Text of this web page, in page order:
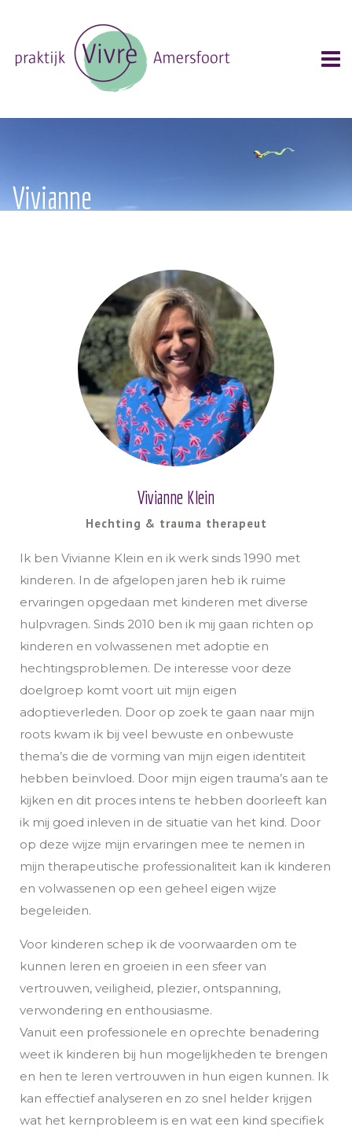
Vivianne
Vivianne Klein
Hechting & trauma therapeut
Ik ben Vivianne Klein en ik werk sinds 1990 met
kinderen. In de afgelopen jaren heb ik ruime
ervaringen opgedaan met kinderen met diverse
hulpvragen. Sinds 2010 ben ik mij gaan richten op
kinderen en volwassenen met adoptie en
hechtingsproblemen. De interesse voor deze
doelgroep komt voort uit mijn eigen
adoptieverleden. Door op zoek te gaan naar mijn
roots kwam ik bij veel bewuste en onbewuste
thema’s die de vorming van mijn eigen identiteit
hebben beïnvloed. Door mijn eigen trauma’s aan te
kijken en dit proces intens te hebben doorleeft kan
ik mij goed inleven in de situatie van het kind. Door
op deze wijze mijn ervaringen mee te nemen in
mijn therapeutische professionaliteit kan ik kinderen
en volwassenen op een geheel eigen wijze
begeleiden.
Voor kinderen schep ik de voorwaarden om te
kunnen leren en groeien in een sfeer van
vertrouwen, veiligheid, plezier, ontspanning,
verwondering en enthousiasme.
Vanuit een professionele en oprechte benadering
weet ik kinderen bij hun mogelijkheden te brengen
en hen te leren vertrouwen in hun eigen kunnen. Ik
kan effectief analyseren en zo snel helder krijgen
wat het kernprobleem is en wat een kind specifiek